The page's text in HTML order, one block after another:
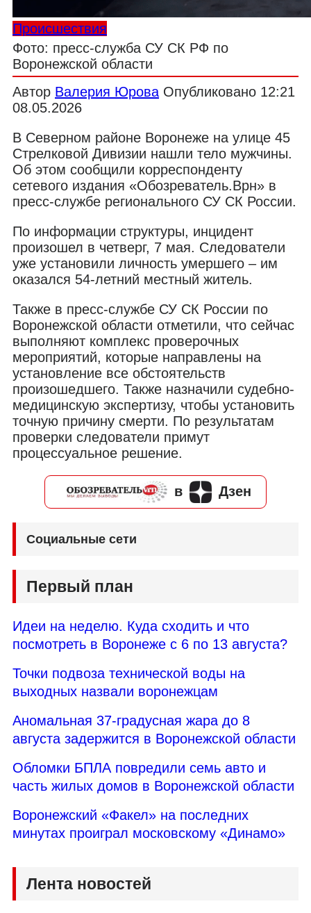
Происшествия
Фото: пресс-служба СУ СК РФ по
Воронежской области
Автор Валерия Юрова Опубликовано 12:21
08.05.2026
В Северном районе Воронеже на улице 45
Стрелковой Дивизии нашли тело мужчины.
Об этом сообщили корреспонденту
сетевого издания «Обозреватель.Врн» в
пресс-службе регионального СУ СК России.
По информации структуры, инцидент
произошел в четверг, 7 мая. Следователи
уже установили личность умершего – им
оказался 54-летний местный житель.
Также в пресс-службе СУ СК России по
Воронежской области отметили, что сейчас
выполняют комплекс проверочных
мероприятий, которые направлены на
установление все обстоятельств
произошедшего. Также назначили судебно-
медицинскую экспертизу, чтобы установить
точную причину смерти. По результатам
проверки следователи примут
процессуальное решение.
в Дзен
Социальные сети
Первый план
Идеи на неделю. Куда сходить и что
посмотреть в Воронеже с 6 по 13 августа?
Точки подвоза технической воды на
выходных назвали воронежцам
Аномальная 37-градусная жара до 8
августа задержится в Воронежской области
Обломки БПЛА повредили семь авто и
часть жилых домов в Воронежской области
Воронежский «Факел» на последних
минутах проиграл московскому «Динамо»
Лента новостей